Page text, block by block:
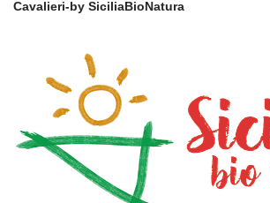
Cavalieri-by SiciliaBioNatura